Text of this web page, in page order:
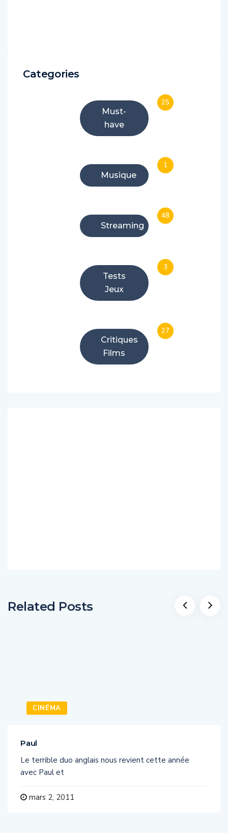
Categories
Must-
have
25
Musique
1
Streaming
48
Tests
Jeux
3
Critiques
Films
27
Related Posts
CINÉMA
Paul
Le terrible duo anglais nous revient cette année
avec Paul et
mars 2, 2011